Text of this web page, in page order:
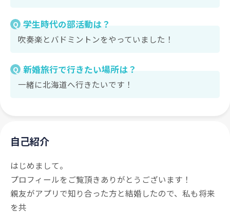
Q 学生時代の部活動は？
吹奏楽とバドミントンをやっていました！
Q 新婚旅行で行きたい場所は？
一緒に北海道へ行きたいです！
自己紹介
はじめまして。
プロフィールをご覧頂きありがとうございます！
親友がアプリで知り合った方と結婚したので、私も将来
を共